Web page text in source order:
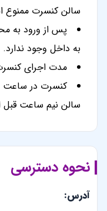
سالن کنسرت
پس از ورود به
به داخل وجود ندارد.
مدت اجرای
کنسرت در ساعت
سالن نیم ساعت قبل
نحوه دسترسی
آدرس: